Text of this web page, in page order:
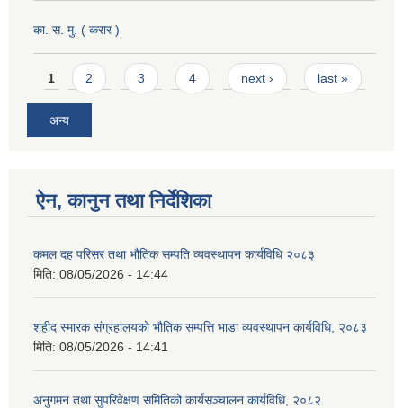
का. स. मु. ( करार )
Pages
1 2 3 4 next › last »
अन्य
ऐन, कानुन तथा निर्देशिका
कमल दह परिसर तथा भौतिक सम्पति व्यवस्थापन कार्यविधि २०८३
मिति: 08/05/2026 - 14:44
शहीद स्मारक संग्रहालयको भौतिक सम्पत्ति भाडा व्यवस्थापन कार्यविधि, २०८३
मिति: 08/05/2026 - 14:41
अनुगमन तथा सुपरिवेक्षण समितिको कार्यसञ्चालन कार्यविधि, २०८२